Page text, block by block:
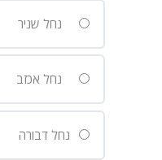
נחל שניר
נחל אכזב
נחל דבורה